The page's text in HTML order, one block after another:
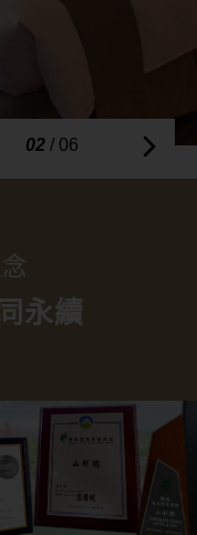
02 / 06
永續